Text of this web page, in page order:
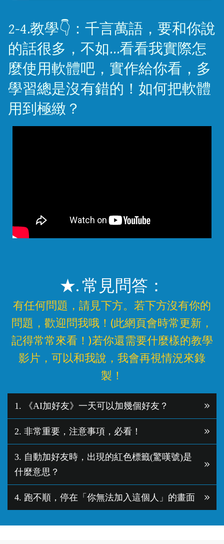
2-4.教學👇：千言萬語，要和你說
的話很多，不如…看看我實際怎
麼使用軟體吧，實作給你看，多
學習總是沒有錯的！如何把軟體
用到極緻？
★. 常見問答：
有任何問題，請見下方。若下方沒有你的
問題，歡迎問我哦！(此網頁會時常更新，
記得常常來看！)若你還需要什麼樣的教學
影片，可以和我說，我會再視情況來錄
製！
1. 《AI加好友》一天可以加幾個好友？
2. 非常重要，注意事項，必看！
3. 自動加好友時，出現的紅色標籤(驚嘆號)是
什麼意思？
4. 跑不順，停在「你無法加入這個人」的畫面